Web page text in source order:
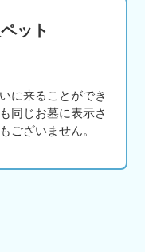
ット
に来ることができ
同じお墓に表示さ
ございません。